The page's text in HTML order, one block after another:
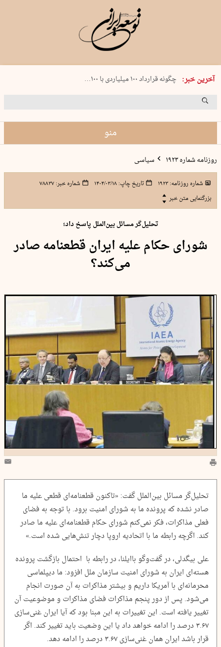
آخرین خبر:
شنبه 17 مرداد 1405 شماره 2244
چگونه قرارداد ۱۰۰ میلیاردی با ۱۰۰…
پنجره‌ای که باز نشد
منو
روزنامه شماره ۱۹۲۳ سیاسی
شماره روزنامه:۱۹۲۳ تاریخ چاپ:۱۴۰۴/۰۳/۱۸ شماره خبر:۷۸۸۳۷
بزرگنمایی متن خبر
تحلیل‌گر مسائل بین‌الملل پاسخ داد؛
شورای حکام علیه ایران قطعنامه صادر
می‌کند؟
تحلیل‌گر مسائل بین‌الملل گفت: «تاکنون قطعنامه‌ای قطعی علیه ما
صادر نشده که پرونده ما به شورای امنیت برود. با توجه به فضای
فعلی مذاکرات، فکر نمی‌کنم شورای حکام قطعنامه‌ای علیه ما صادر
کند. اگرچه رابطه ما با اتحادیه اروپا دچار تنش‌هایی شده است.»
علی بیگدلی، در گفت‌وگو باایلنا، در رابطه با احتمال بازگشت پرونده
هسته‌ای ایران به شورای امنیت سازمان ملل افزود: ما دیپلماسی
محرمانه‌ای با آمریکا داریم و بیشتر مذاکرات به آن صورت انجام
می‌شود. پس از دور پنجم مذاکرات فضای مذاکرات و موضوعیت آن
تغییر یافته است. این تغییرات به این مبنا بود که آیا ایران غنی‌سازی
۳.۶۷ درصد را ادامه خواهد داد یا این وضعیت باید تغییر کند. اگر
قرار باشد ایران همان غنی‌سازی ۳.۶۷ درصد را ادامه دهد.